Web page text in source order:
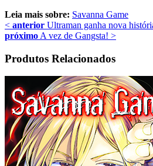
Leia mais sobre: Savanna Game
< anterior Ultraman ganha nova
próximo A vez de Gangsta! >
Produtos Relacionados